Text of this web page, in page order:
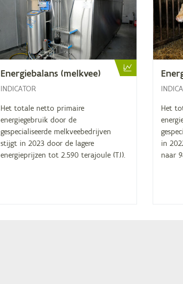
Ener­gie­ba­lans (melk­vee)
INDICATOR
Het totale netto primaire
energiegebruik door de
gespecialiseerde melkveebedrijven
stijgt in 2023 door de lagere
energieprijzen tot 2.590 terajoule (TJ).
Het
in
naar